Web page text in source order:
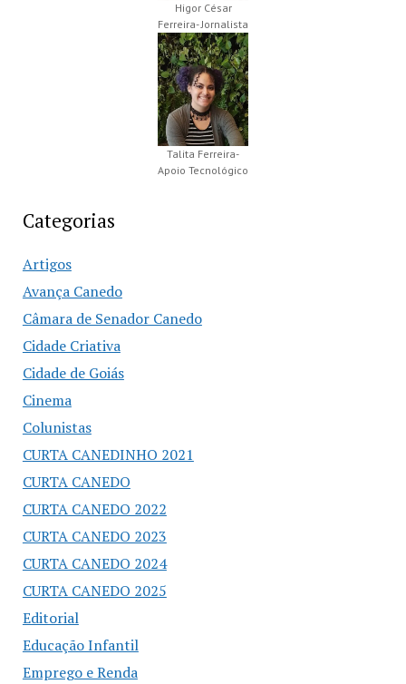
Higor César
Ferreira- Jornalista
Talita Ferreira-
Apoio Tecnológico
Categorias
Artigos
Avança Canedo
Câmara de Senador Canedo
Cidade Criativa
Cidade de Goiás
Cinema
Colunistas
CURTA CANEDINHO 2021
CURTA CANEDO
CURTA CANEDO 2022
CURTA CANEDO 2023
CURTA CANEDO 2024
CURTA CANEDO 2025
Editorial
Educação Infantil
Emprego e Renda